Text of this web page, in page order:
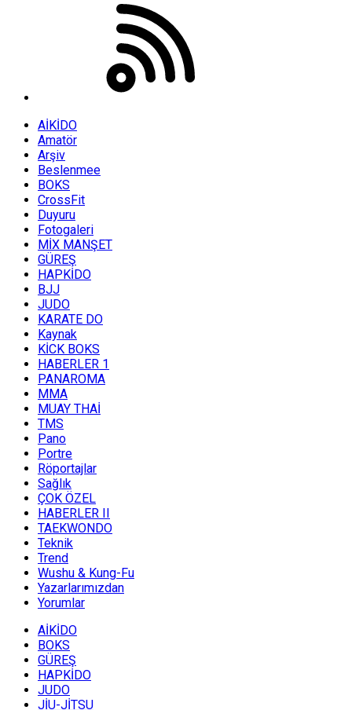
AİKİDO
Amatör
Arşiv
Beslenmee
BOKS
CrossFit
Duyuru
Fotogaleri
MİX MANŞET
GÜREŞ
HAPKİDO
BJJ
JUDO
KARATE DO
Kaynak
KİCK BOKS
HABERLER 1
PANAROMA
MMA
MUAY THAİ
TMS
Pano
Portre
Röportajlar
Sağlık
ÇOK ÖZEL
HABERLER II
TAEKWONDO
Teknik
Trend
Wushu & Kung-Fu
Yazarlarımızdan
Yorumlar
AİKİDO
BOKS
GÜREŞ
HAPKİDO
JUDO
JİU-JİTSU